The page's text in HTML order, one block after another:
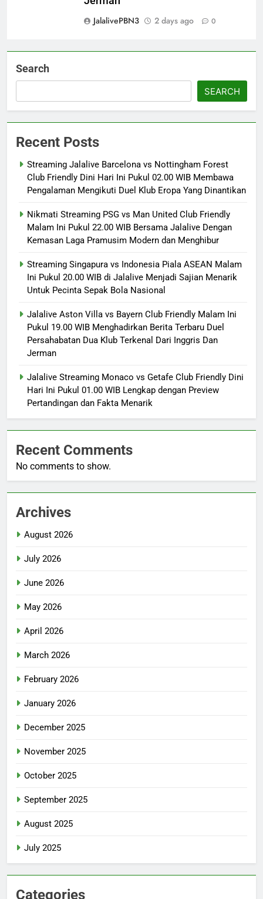
JalalivePBN3
2 days ago 0
Search
SEARCH
Recent Posts
Streaming Jalalive Barcelona vs Nottingham Forest
Club Friendly Dini Hari Ini Pukul 02.00 WIB Membawa
Pengalaman Mengikuti Duel Klub Eropa Yang Dinantikan
Nikmati Streaming PSG vs Man United Club Friendly
Malam Ini Pukul 22.00 WIB Bersama Jalalive Dengan
Kemasan Laga Pramusim Modern dan Menghibur
Streaming Singapura vs Indonesia Piala ASEAN Malam
Ini Pukul 20.00 WIB di Jalalive Menjadi Sajian Menarik
Untuk Pecinta Sepak Bola Nasional
Jalalive Aston Villa vs Bayern Club Friendly Malam Ini
Pukul 19.00 WIB Menghadirkan Berita Terbaru Duel
Persahabatan Dua Klub Terkenal Dari Inggris Dan
Jerman
Jalalive Streaming Monaco vs Getafe Club Friendly Dini
Hari Ini Pukul 01.00 WIB Lengkap dengan Preview
Pertandingan dan Fakta Menarik
Recent Comments
No comments to show.
Archives
August 2026
July 2026
June 2026
May 2026
April 2026
March 2026
February 2026
January 2026
December 2025
November 2025
October 2025
September 2025
August 2025
July 2025
Categories